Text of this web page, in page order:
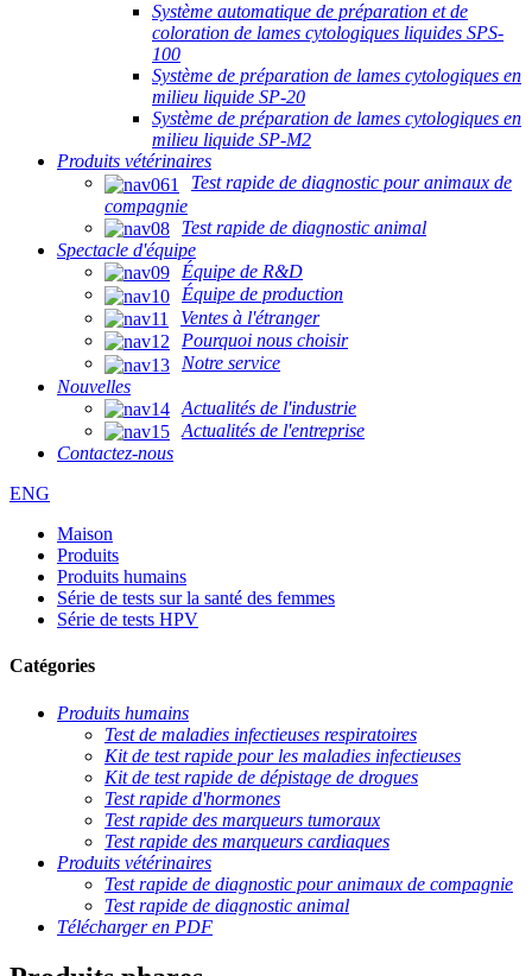
Système automatique de préparation et de
coloration de lames cytologiques liquides SPS-
100
Système de préparation de lames cytologiques en
milieu liquide SP-20
Système de préparation de lames cytologiques en
milieu liquide SP-M2
Produits vétérinaires
Test rapide de diagnostic pour animaux de
compagnie
Test rapide de diagnostic animal
Spectacle d'équipe
Équipe de R&D
Équipe de production
Ventes à l'étranger
Pourquoi nous choisir
Notre service
Nouvelles
Actualités de l'industrie
Actualités de l'entreprise
Contactez-nous
ENG
Maison
Produits
Produits humains
Série de tests sur la santé des femmes
Série de tests HPV
Catégories
Produits humains
Test de maladies infectieuses respiratoires
Kit de test rapide pour les maladies infectieuses
Kit de test rapide de dépistage de drogues
Test rapide d'hormones
Test rapide des marqueurs tumoraux
Test rapide des marqueurs cardiaques
Produits vétérinaires
Test rapide de diagnostic pour animaux de compagnie
Test rapide de diagnostic animal
Télécharger en PDF